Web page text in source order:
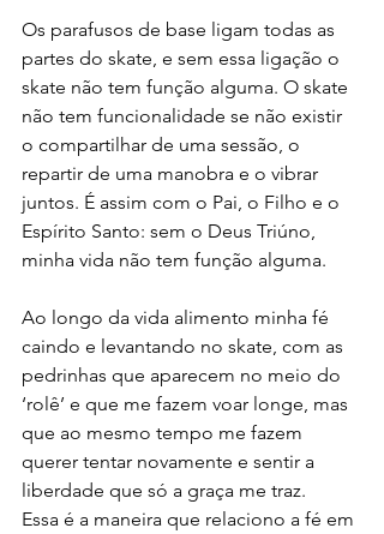
Os parafusos de base ligam todas as
partes do skate, e sem essa ligação o
skate não tem função alguma. O skate
não tem funcionalidade se não existir
o compartilhar de uma sessão, o
repartir de uma manobra e o vibrar
juntos. É assim com o Pai, o Filho e o
Espírito Santo: sem o Deus Triúno,
minha vida não tem função alguma.
Ao longo da vida alimento minha fé
caindo e levantando no skate, com as
pedrinhas que aparecem no meio do
‘rolê’ e que me fazem voar longe, mas
que ao mesmo tempo me fazem
querer tentar novamente e sentir a
liberdade que só a graça me traz.
Essa é a maneira que relaciono a fé em